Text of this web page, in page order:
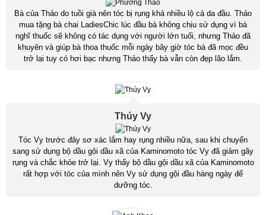
Bà của Thảo do tuồi già nên tóc bị rụng khá nhiều lộ cả da đầu. Thảo
mua tặng bà chai LadiesChic lúc đầu bà không chịu sử dụng vì bà
nghĩ thuốc sẽ không có tác dụng với người lớn tuổi, nhưng Thảo đã
khuyên và giúp bà thoa thuốc mỗi ngày bây giờ tóc bà đã mọc đều
trở lại tuy có hơi bạc nhưng Thảo thấy bà vẫn còn đẹp lão lắm.
Thúy Vy
Tóc Vy trước đây sơ xác lắm hay rụng nhiều nữa, sau khi chuyển
sang sử dụng bộ dầu gội dầu xã của Kaminomoto tóc Vy đã giảm gãy
rụng và chắc khỏe trở lại. Vy thấy bộ dầu gội dầu xã của Kaminomoto
rất hợp với tóc của mình nên Vy sử dụng gội đầu hàng ngày để
dưỡng tóc.